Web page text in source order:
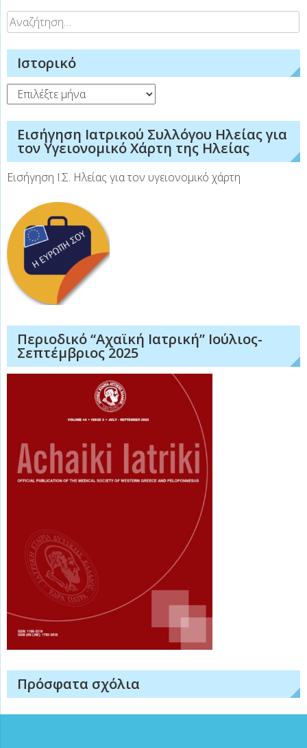
Αναζήτηση
για:
Ιστορικό
Ιστορικό
Εισήγηση Ιατρικού Συλλόγου Ηλείας για
τον Υγειονομικό Χάρτη της Ηλείας
Εισήγηση Ι.Σ. Ηλείας για τον υγειονομικό χάρτη
Περιοδικό “Αχαϊκή Ιατρική” Ιούλιος-
Σεπτέμβριος 2025
Πρόσφατα σχόλια